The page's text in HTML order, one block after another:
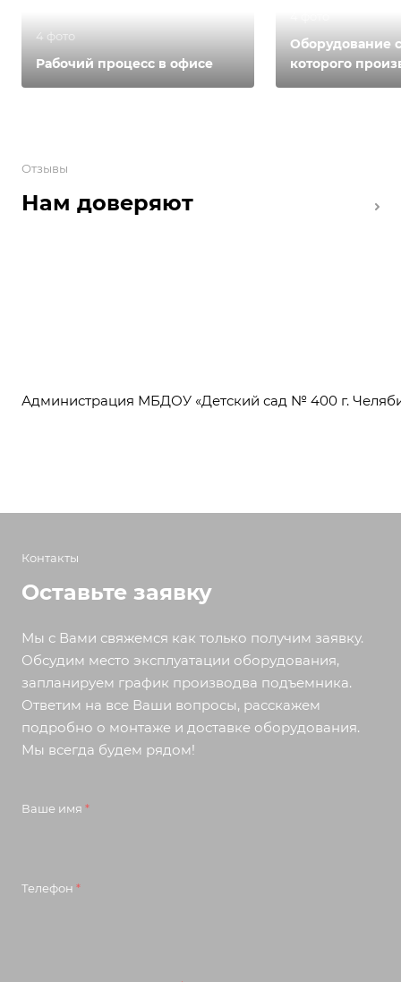
4 фото
Рабочий процесс в офисе
Оборудование
которого
Отзывы
Нам доверяют
Администрация МБДОУ «Детский сад № 400 г.
Контакты
Оставьте заявку
Мы с Вами свяжемся как только получим заявку.
Обсудим место эксплуатации оборудования,
запланируем график производва подъемника.
Ответим на все Ваши вопросы, расскажем
подробно о монтаже и доставке оборудования.
Мы всегда будем рядом!
Ваше имя *
Телефон *